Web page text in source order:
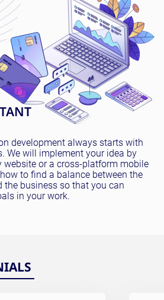
development always starts with
We will implement your idea by
or a cross-platform mobile
to find a balance between the
the business so that you can
in your work.